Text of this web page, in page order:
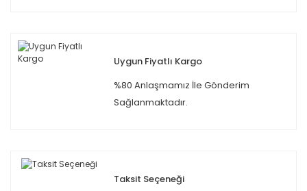
Uygun Fiyatlı Kargo
%80 Anlaşmamız İle Gönderim
Sağlanmaktadır.
Taksit Seçeneği